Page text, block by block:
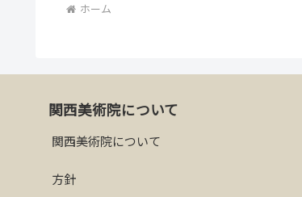
ホーム
関西美術院について
関西美術院について
方針